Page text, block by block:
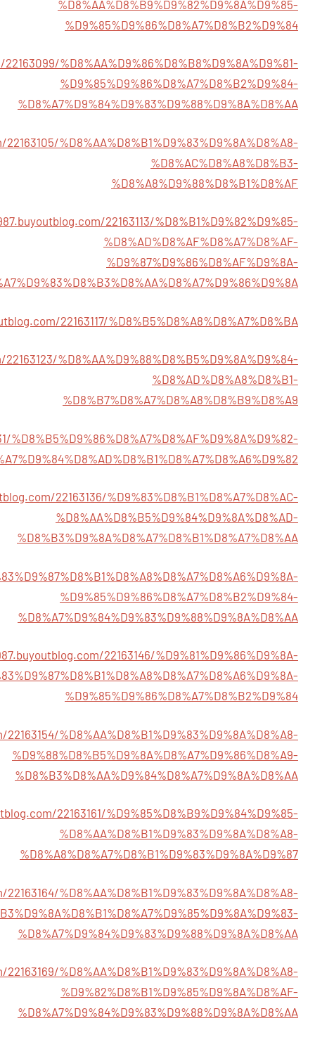
%D8%AA%D8%B9%D9%82%D9%8A%D9%85-
%D9%85%D9%86%D8%A7%D8%B2%D9%84
%D8%AA%D9%86%D8%B8%D9%8A%D9%81-
%D9%85%D9%86%D8%A7%D8%B2%D9%84-
%D8%A7%D9%84%D9%83%D9%88%D9%8A%D8%AA
%D8%AA%D8%B1%D9%83%D9%8A%D8%A8-
%D8%AC%D8%A8%D8%B3-
%D8%A8%D9%88%D8%B1%D8%AF
22163113/%D8%B1%D9%82%D9%85-
%D8%AD%D8%AF%D8%A7%D8%AF-
%D9%87%D9%86%D8%AF%D9%8A-
22163117/%D8%B5%D8%A8%D8%A7%D8%BA
%D8%AA%D9%88%D8%B5%D9%8A%D9%84-
%D8%AD%D8%A8%D8%B1-
%D8%B7%D8%A7%D8%A8%D8%B9%D8%A9
22163136/%D9%83%D8%B1%D8%A7%D8%AC-
%D8%AA%D8%B5%D9%84%D9%8A%D8%AD-
%D8%B3%D9%8A%D8%A7%D8%B1%D8%A7%D8%AA
%D9%85%D9%86%D8%A7%D8%B2%D9%84-
%D8%A7%D9%84%D9%83%D9%88%D9%8A%D8%AA
22163146/%D9%81%D9%86%D9%8A-
%D9%85%D9%86%D8%A7%D8%B2%D9%84
%D8%AA%D8%B1%D9%83%D9%8A%D8%A8-
%D9%88%D8%B5%D9%8A%D8%A7%D9%86%D8%A9-
%D8%B3%D8%AA%D9%84%D8%A7%D9%8A%D8%AA
22163161/%D9%85%D8%B9%D9%84%D9%85-
%D8%AA%D8%B1%D9%83%D9%8A%D8%A8-
%D8%A8%D8%A7%D8%B1%D9%83%D9%8A%D9%87
%D8%AA%D8%B1%D9%83%D9%8A%D8%A8-
%D8%A7%D9%84%D9%83%D9%88%D9%8A%D8%AA
%D8%AA%D8%B1%D9%83%D9%8A%D8%A8-
%D9%82%D8%B1%D9%85%D9%8A%D8%AF-
%D8%A7%D9%84%D9%83%D9%88%D9%8A%D8%AA